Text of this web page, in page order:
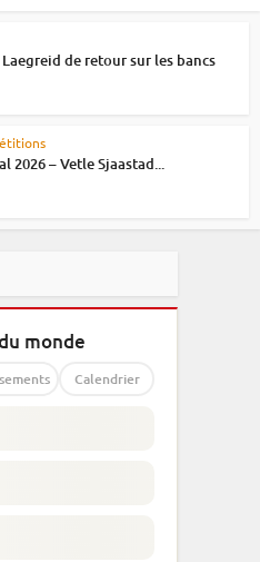
de retour sur les bancs
2026 – Vetle Sjaastad...
monde
Calendrier